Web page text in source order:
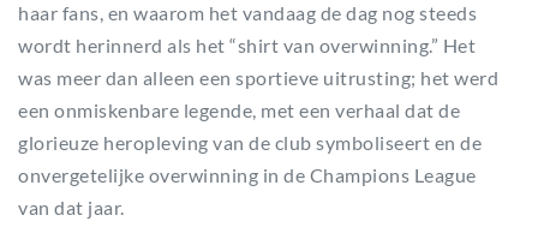
haar fans, en waarom het vandaag de dag nog steeds
wordt herinnerd als het “shirt van overwinning.” Het
was meer dan alleen een sportieve uitrusting; het werd
een onmiskenbare legende, met een verhaal dat de
glorieuze heropleving van de club symboliseert en de
onvergetelijke overwinning in de Champions League
van dat jaar.